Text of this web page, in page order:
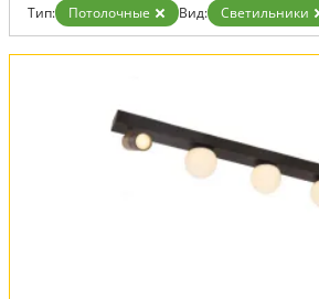
Тип: Потолочные Вид: Светильники